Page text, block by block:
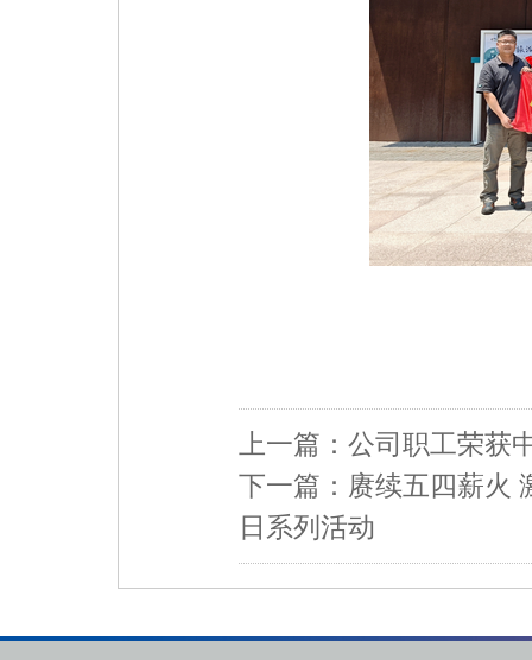
上一篇： 公司职工荣获
下一篇： 赓续五四薪火
日系列活动